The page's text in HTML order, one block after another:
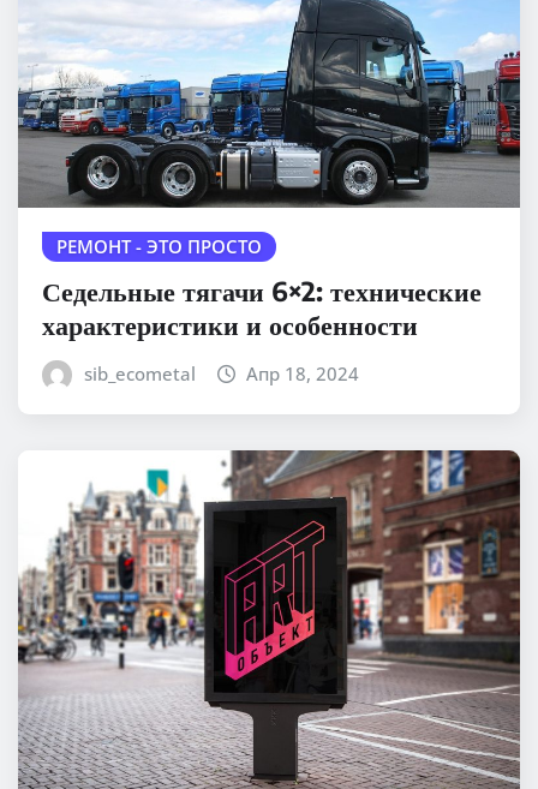
РЕМОНТ - ЭТО ПРОСТО
Седельные тягачи 6×2: технические
характеристики и особенности
sib_ecometal Апр 18, 2024